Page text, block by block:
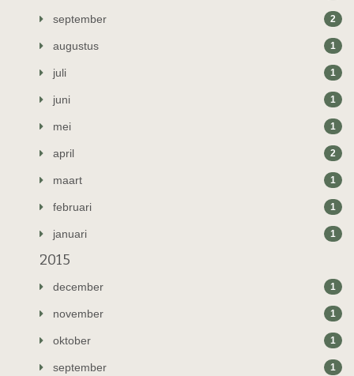
september 2
augustus 1
juli 1
juni 1
mei 1
april 2
maart 1
februari 1
januari 1
2015
december 1
november 1
oktober 1
september 1